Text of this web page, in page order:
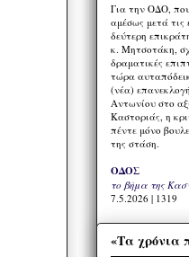
Για την ΟΔΟ,
αμέσως μετά τις
δεύτερη
κ. Μητσοτάκη,
δραματικές
τώρα
(νέα)
Αντωνίου στο
Καστοριάς, η
πέντε μόνο
της στάση.
ΟΔΟΣ
το βήμα της
7.5.2026 | 1319
«Τα χρόνια